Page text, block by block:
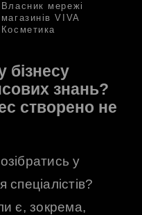
Власник мережі
магазинів VIVA
Косметика
бізнесу
знань?
створено не
у
є, зокрема,